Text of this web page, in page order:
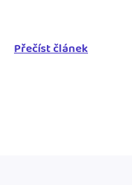
Přečíst článek